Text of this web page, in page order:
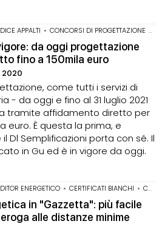
APPALTI • CONCORSI DI PROGETTAZIONE •
da oggi progettazione
fino a 150mila euro
come tutti i servizi di
- da oggi e fino al 31 luglio 2021
tramite affidamento diretto per
euro. È questa la prima, e
Dl Semplificazioni porta con sé. Il
in Gu ed è in vigore da oggi.
ENERGETICO • CERTIFICATI BIANCHI • CONTO TERMICO
in "Gazzetta": più facile
alle distanze minime